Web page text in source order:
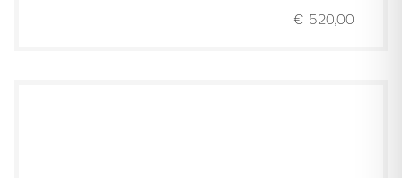
€ 520,00